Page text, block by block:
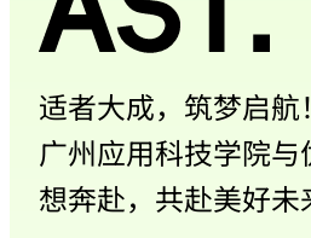
适者大成，筑梦启
广州应用科技学院
想奔赴，共赴美好未